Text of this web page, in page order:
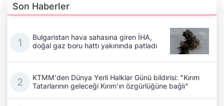
Son Haberler
Bulgaristan hava sahasına giren İHA,
doğal gaz boru hattı yakınında patladı
KTMM'den Dünya Yerli Halklar Günü bildirisi: "Kırım
Tatarlarının geleceği Kırım’ın özgürlüğüne bağlı"